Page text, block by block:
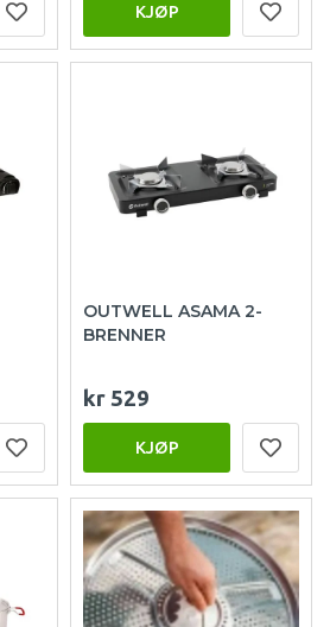
KJØP
OUTWELL ASAMA 2-
BRENNER
kr 529
KJØP